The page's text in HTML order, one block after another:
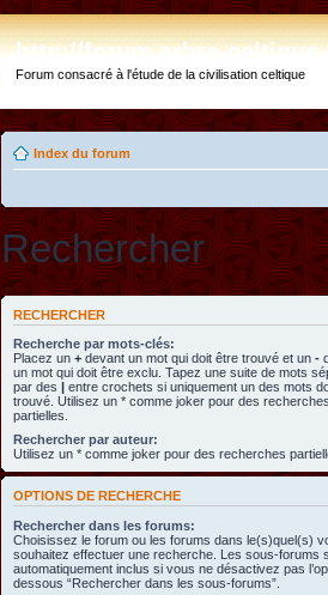
http://forum.arbre-
Forum consacré à l'étude de la civilisation celtique
Index du forum
Rechercher
RECHERCHER
Recherche par mots-clés:
Placez un + devant un mot qui doit être trouvé et un -
un mot qui doit être exclu. Tapez une suite de mots
par des | entre crochets si uniquement un des mots
trouvé. Utilisez un * comme joker pour des
partielles.
Rechercher par auteur:
Utilisez un * comme joker pour des recherches
OPTIONS DE RECHERCHE
Rechercher dans les forums:
Choisissez le forum ou les forums dans le(s)quel(s)
souhaitez effectuer une recherche. Les sous-forums
automatiquement inclus si vous ne désactivez pas
dessous “Rechercher dans les sous-forums”.